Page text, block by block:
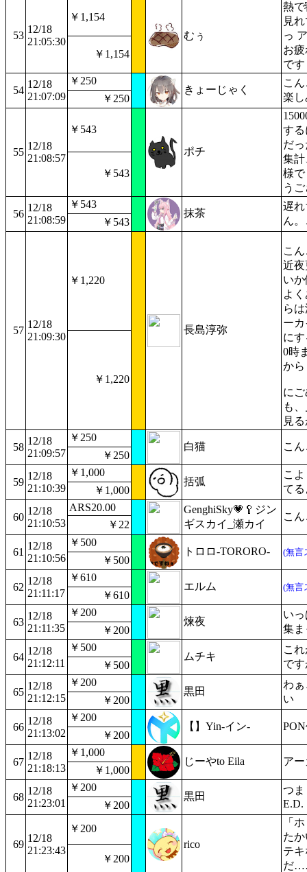
53
12/18
21:05:30
￥1,154
むぅ
熱
見
っ
お
で
￥1,154
54
12/18
21:07:09
￥250
きょーじゃく
こ
楽し
￥250
55
12/18
21:08:57
￥543
ポチ
す
だ
集
様
う
￥543
56
12/18
21:08:59
￥543
抹茶
遅
ん
￥543
57
12/18
21:09:30
￥1,220
長島淳弥
こ
近
い
よ
ら
ー
に
0時
から
に
も
見
￥1,220
58
12/18
21:09:57
￥250
白猫 こ
￥250
59
12/18
21:10:39
￥1,000
括弧
こ
てる
￥1,000
60
12/18
21:10:53
ARS20.00
GenghiSky💗🥄ジン
ギスカイ_瀬カイ
こ
￥22
61
12/18
21:10:56
￥500
トロロ-TORORO- (無言
￥500
62
12/18
21:11:17
￥610
エルム (無言
￥610
63
12/18
21:11:35
￥200
煉夜
い
集
￥200
64
12/18
21:12:11
￥500
ムチキ
こ
で
￥500
65
12/18
21:12:15
￥200
黒田
わ
い
￥200
66
12/18
21:13:02
￥200
【】Yin-イン-
￥200
67
12/18
21:18:13
￥1,000
じーやto Eila ア
￥1,000
68
12/18
21:23:01
￥200
黒田
つま
E.D.
￥200
69
12/18
21:23:43
￥200
rico
「
た
テ
だ
￥200